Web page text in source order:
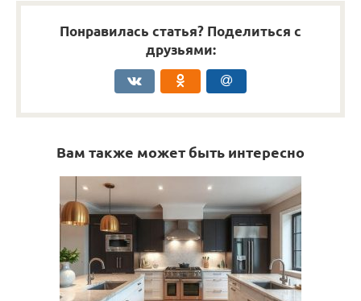
Понравилась статья? Поделиться с
друзьями:
Вам также может быть интересно